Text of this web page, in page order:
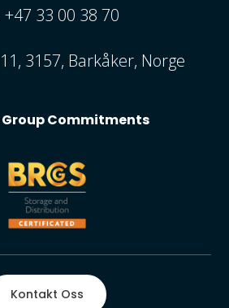
+47 33 00 38 70
3157, Barkåker, Norge
Group Commitments
Kontakt Oss